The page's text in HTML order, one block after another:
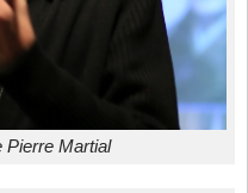
Pierre Martial